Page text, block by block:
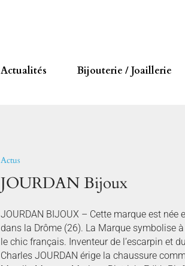
Actualités Bijouterie / Joaillerie
Actus
JOURDAN Bijoux
JOURDAN BIJOUX – Cette marque est née
dans la Drôme (26). La Marque symbolise
le chic français. Inventeur de l’escarpin et
Charles JOURDAN érige la chaussure